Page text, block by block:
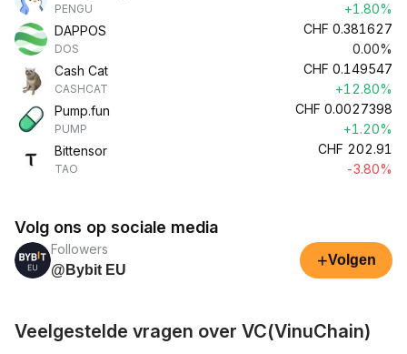
PENGU
+1.80%
DAPPOS
DOS
CHF 0.381627
0.00%
Cash Cat
CASHCAT
CHF 0.149547
+12.80%
Pump.fun
PUMP
CHF 0.0027398
+1.20%
Bittensor
TAO
CHF 202.91
-3.80%
Volg ons op sociale media
Followers
@Bybit EU
+Volgen
Veelgestelde vragen over VC(VinuChain)